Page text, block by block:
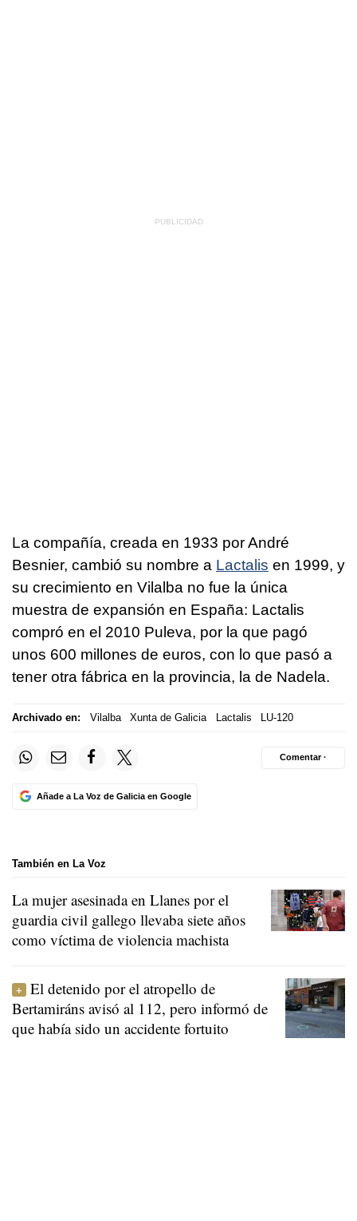
La compañía, creada en 1933 por André
Besnier, cambió su nombre a Lactalis en 1999, y
su crecimiento en Vilalba no fue la única
muestra de expansión en España: Lactalis
compró en el 2010 Puleva, por la que pagó
unos 600 millones de euros, con lo que pasó a
tener otra fábrica en la provincia, la de Nadela.
Archivado en: Vilalba Xunta de Galicia Lactalis LU-120
Añade a La Voz de Galicia en Google
Comentar ·
También en La Voz
La mujer asesinada en Llanes por el
guardia civil gallego llevaba siete años
como víctima de violencia machista
El detenido por el atropello de
Bertamiráns avisó al 112, pero informó de
que había sido un accidente fortuito